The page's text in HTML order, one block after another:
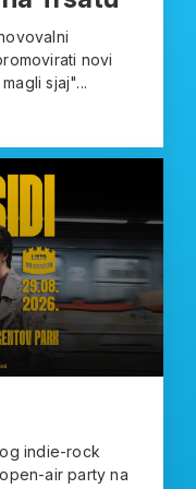
novi
sjaj"...
indie-rock
air party na